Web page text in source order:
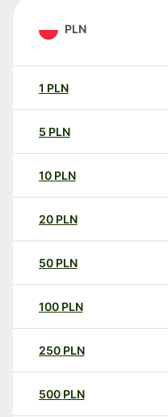
PLN
1 PLN
5 PLN
10 PLN
20 PLN
50 PLN
100 PLN
250 PLN
500 PLN